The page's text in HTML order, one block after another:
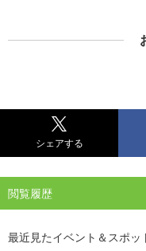
シェアする
閲覧履歴
最近見たイベント＆スポッ